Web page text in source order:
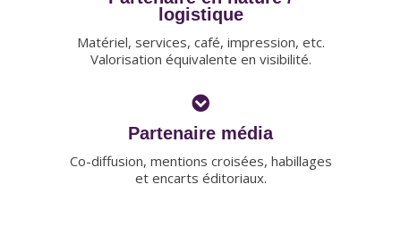
logistique
Matériel, services, café, impression, etc.
Valorisation équivalente en visibilité.
Partenaire média
Co-diffusion, mentions croisées, habillages
et encarts éditoriaux.